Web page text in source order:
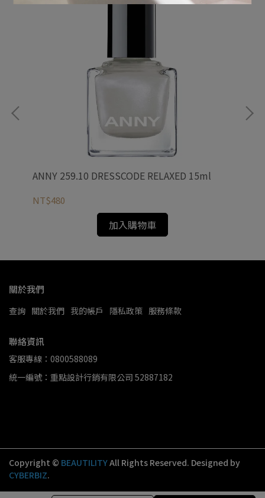
ANNY 259.10 DRESSCODE RELAXED 15ml
NT$480
加入購物車
關於我們
查詢 關於我們 我的帳戶 隱私政策 服務條款
聯絡資訊
客服專線：0800588089
統一編號：重點設計行銷有限公司 52887182
Copyright © BEAUTILITYAll Rights Reserved. Designed by
CYBERBIZ.